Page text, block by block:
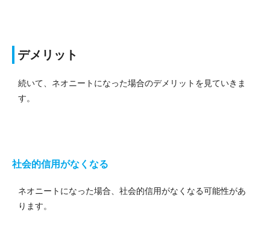
デメリット
続いて、ネオニートになった場合のデメリットを見ていきま
す。
社会的信用がなくなる
ネオニートになった場合、社会的信用がなくなる可能性があ
ります。